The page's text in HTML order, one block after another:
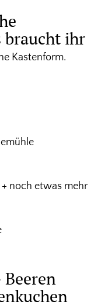
braucht ihr
Kastenform.
noch etwas mehr
Beeren